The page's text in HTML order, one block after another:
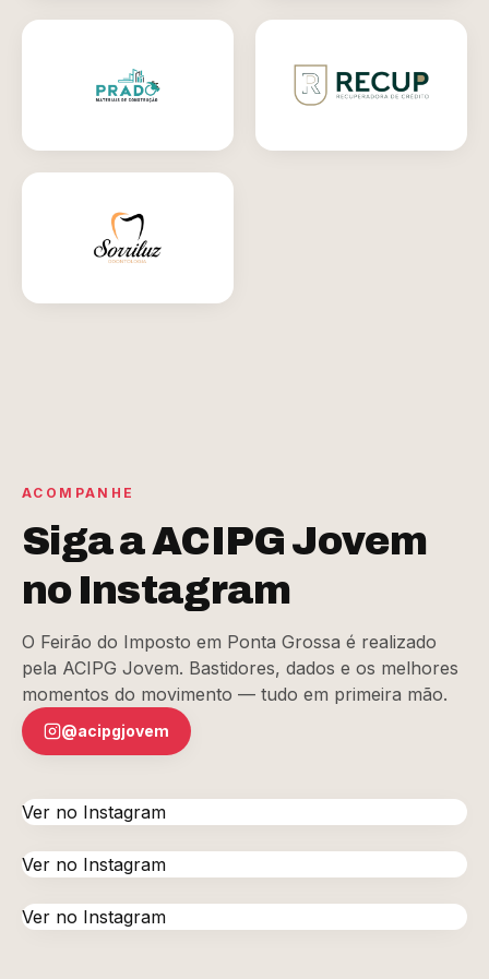
ACOMPANHE
Siga a ACIPG Jovem
no Instagram
O Feirão do Imposto em Ponta Grossa é realizado
pela ACIPG Jovem. Bastidores, dados e os melhores
momentos do movimento — tudo em primeira mão.
@acipgjovem
Ver no Instagram
Ver no Instagram
Ver no Instagram